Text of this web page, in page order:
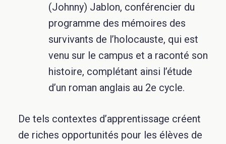
(Johnny) Jablon, conférencier du
programme des mémoires des
survivants de l’holocauste, qui est
venu sur le campus et a raconté son
histoire, complétant ainsi l’étude
d’un roman anglais au 2e cycle.
De tels contextes d’apprentissage créent
de riches opportunités pour les élèves de